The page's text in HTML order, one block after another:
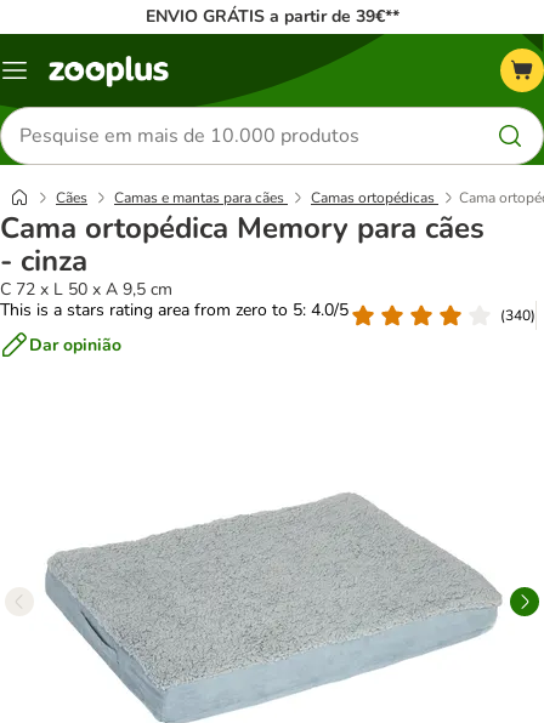
ENVIO GRÁTIS a partir de 39€**
Menu
Pesquisar
produtos
Cães Camas e mantas para cães Camas ortopédicas Cama
Cama ortopédica Memory para cães
- cinza
C 72 x L 50 x A 9,5 cm
This is a stars rating area from zero to 5: 4.0/5
(340)
Dar opinião